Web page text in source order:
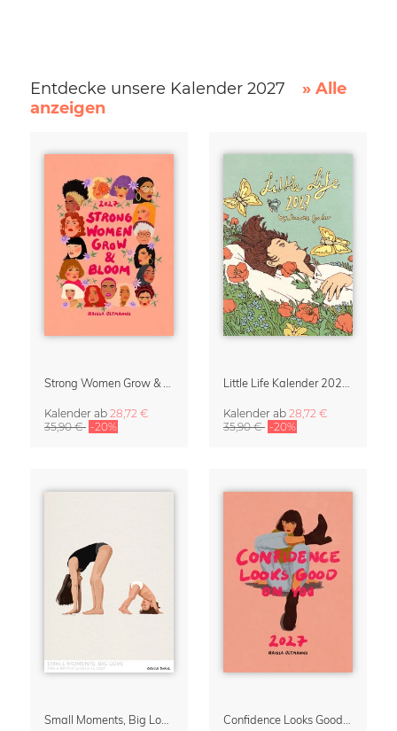
Entdecke unsere Kalender 2027
» Alle
anzeigen
Kalender ab 28,72 €
35,90 € -20%
Kalender ab 28,72 €
35,90 € -20%